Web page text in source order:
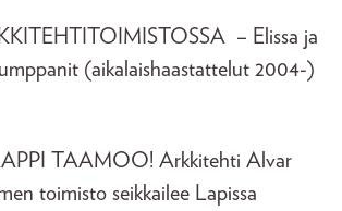
– Elissa ja
(aikalaishaastattelut 2004-)
TAAMOO! Arkkitehti Alvar
toimisto seikkailee Lapissa